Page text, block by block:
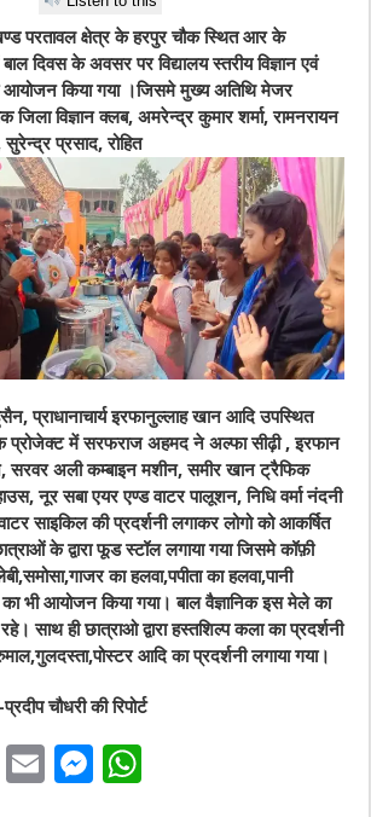
परतावल क्षेत्र के हरपुर चौक स्थित आर के
दिवस के अवसर पर विद्यालय स्तरीय विज्ञान एवं
आयोजन किया गया ।जिसमे मुख्य अतिथि मेजर
विज्ञान क्लब, अमरेन्द्र कुमार शर्मा, रामनरायन
प्रसाद, रोहित
प्राधानाचार्य इरफानुल्लाह खान आदि उपस्थित
प्रोजेक्ट में सरफराज अहमद ने अल्फा सीढ़ी , इरफान
सरवर अली कम्बाइन मशीन, समीर खान ट्रैफिक
नूर सबा एयर एण्ड वाटर पालूशन, निधि वर्मा नंदनी
साइकिल की प्रदर्शनी लगाकर लोगो को आकर्षित
के द्वारा फूड स्टॉल लगाया गया जिसमे कॉफ़ी
का हलवा,पपीता का हलवा,पानी
भी आयोजन किया गया। बाल वैज्ञानिक इस मेले का
साथ ही छात्राओ द्वारा हस्तशिल्प कला का प्रदर्शनी
आदि का प्रदर्शनी लगाया गया।
चौधरी की रिपोर्ट
W E
M